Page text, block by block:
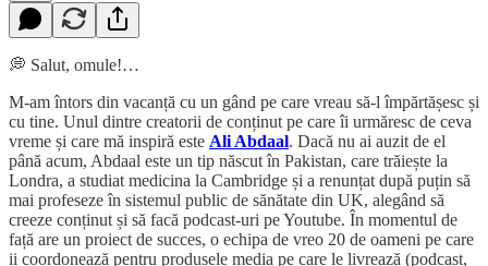
💭 Salut, omule!…
M-am întors din vacanță cu un gând pe care vreau să-l împărtășesc și
cu tine. Unul dintre creatorii de conținut pe care îi urmăresc de ceva
vreme și care mă inspiră este Ali Abdaal. Dacă nu ai auzit de el
până acum, Abdaal este un tip născut în Pakistan, care trăiește la
Londra, a studiat medicina la Cambridge și a renunțat după puțin să
mai profeseze în sistemul public de sănătate din UK, alegând să
creeze conținut și să facă podcast-uri pe Youtube. În momentul de
față are un proiect de succes, o echipa de vreo 20 de oameni pe care
ii coordonează pentru produsele media pe care le livrează (podcast,